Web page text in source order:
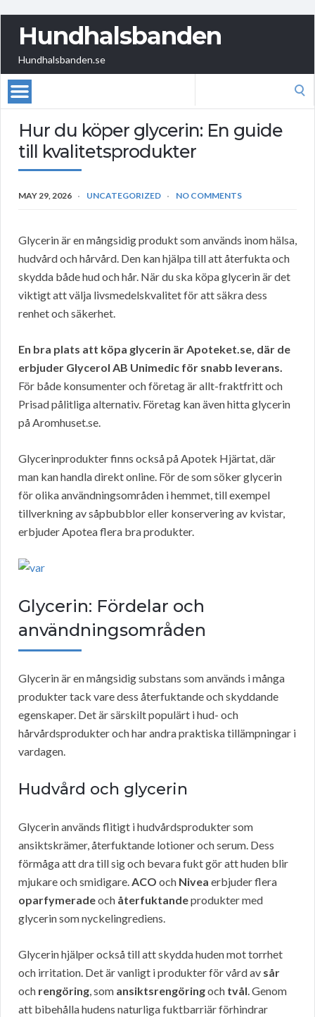
Hundhalsbanden
Hundhalsbanden.se
Hur du köper glycerin: En guide
till kvalitetsprodukter
MAY 29, 2026 UNCATEGORIZED NO COMMENTS
Glycerin är en mångsidig produkt som används inom hälsa,
hudvård och hårvård. Den kan hjälpa till att återfukta och
skydda både hud och hår. När du ska köpa glycerin är det
viktigt att välja livsmedelskvalitet för att säkra dess
renhet och säkerhet.
En bra plats att köpa glycerin är Apoteket.se, där de
erbjuder Glycerol AB Unimedic för snabb leverans.
För både konsumenter och företag är allt-fraktfritt och
Prisad pålitliga alternativ. Företag kan även hitta glycerin
på Aromhuset.se.
Glycerinprodukter finns också på Apotek Hjärtat, där
man kan handla direkt online. För de som söker glycerin
för olika användningsområden i hemmet, till exempel
tillverkning av såpbubblor eller konservering av kvistar,
erbjuder Apotea flera bra produkter.
Glycerin: Fördelar och
användningsområden
Glycerin är en mångsidig substans som används i många
produkter tack vare dess återfuktande och skyddande
egenskaper. Det är särskilt populärt i hud- och
hårvårdsprodukter och har andra praktiska tillämpningar i
vardagen.
Hudvård och glycerin
Glycerin används flitigt i hudvårdsprodukter som
ansiktskrämer, återfuktande lotioner och serum. Dess
förmåga att dra till sig och bevara fukt gör att huden blir
mjukare och smidigare.ACO och Nivea erbjuder flera
oparfymeradeoch återfuktandeprodukter med
glycerin som nyckelingrediens.
Glycerin hjälper också till att skydda huden mot torrhet
och irritation. Det är vanligt i produkter för vård av sår
och rengöring, som ansiktsrengöringoch tvål. Genom
att bibehålla hudens naturliga fuktbarriär förhindrar